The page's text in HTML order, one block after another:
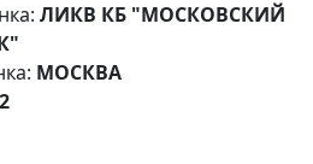
ЛИКВ КБ "МОСКОВСКИЙ
МОСКВА